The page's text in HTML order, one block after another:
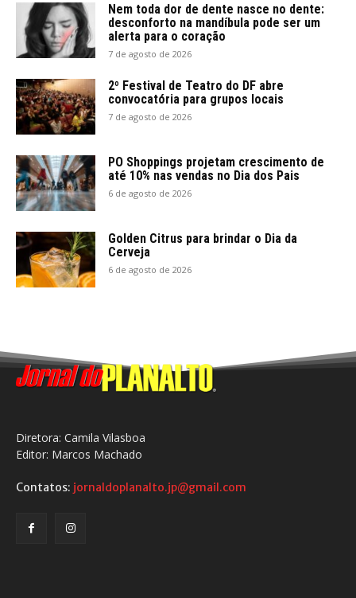
Nem toda dor de dente nasce no dente:
desconforto na mandíbula pode ser um
alerta para o coração
7 de agosto de 2026
2º Festival de Teatro do DF abre
convocatória para grupos locais
7 de agosto de 2026
PO Shoppings projetam crescimento de
até 10% nas vendas no Dia dos Pais
6 de agosto de 2026
Golden Citrus para brindar o Dia da
Cerveja
6 de agosto de 2026
Diretora: Camila Vilasboa
Editor: Marcos Machado
Contatos: jornaldoplanalto.jp@gmail.com